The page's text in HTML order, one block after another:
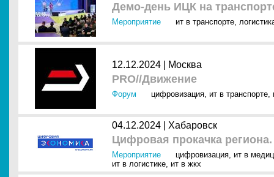
Демо-день ИЦК на
Мероприятие ит в транспорте,
12.12.2024 | Москва
PRO//Движение
Форум цифровизация, ит в транспорте,
04.12.2024 | Хабаровск
Цифровая прокачка
Мероприятие цифровизация, ит в
ит в логистике, ит в жкх